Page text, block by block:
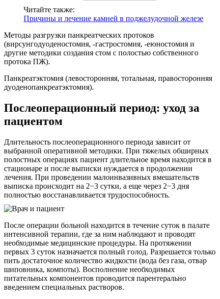
Читайте также:
Причины и лечение камней в поджелудочной железе
Методы разгрузки панкреатческих протоков
(вирсунгодуоденостомия, -гастростомия, -еюностомия и
другие методики создания стом с полостью собственного
протока ПЖ).
Панкреатэктомия (левосторонняя, тотальная, правосторонняя
дуоденопанкреатэктомия).
Послеоперационный период: уход за
пациентом
Длительность послеоперационного периода зависит от
выбранной оперативной методики. При тяжелых обширных
полостных операциях пациент длительное время находится в
стационаре и после выписки нуждается в продолжении
лечения. При проведении малоинвазивных вмешательств
выписка происходит на 2−3 сутки, а еще через 2−3 дня
полностью восстанавливается трудоспособность.
После операции больной находится в течение суток в палате
интенсивной терапии, где за ним наблюдают и проводят
необходимые медицинские процедуры. На протяжении
первых 3 суток назначается полный голод. Разрешается только
пить достаточное количество жидкости (вода без газа, отвар
шиповника, компоты). Восполнение необходимых
питательных компонентов проводится парентерально
введением специальных растворов.